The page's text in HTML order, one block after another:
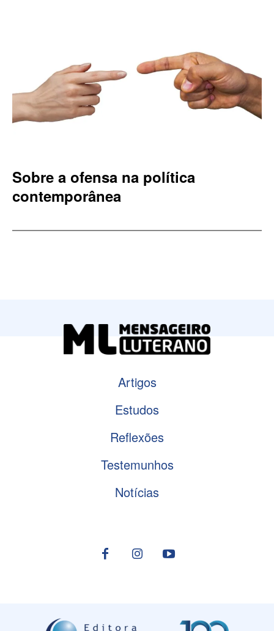
Sobre a ofensa na política
contemporânea
Artigos
Estudos
Reflexões
Testemunhos
Notícias